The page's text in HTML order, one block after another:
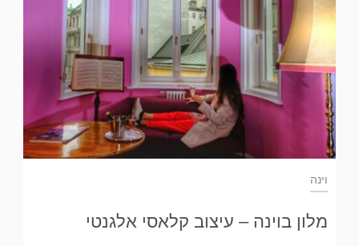
וינה
מלון בוינה – עיצוב קלאסי אלגנטי